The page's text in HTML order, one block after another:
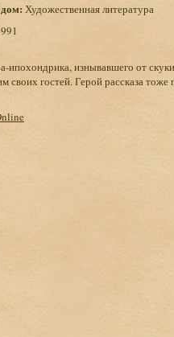
Художественная литература
ипохондрика, изнывавшего от
своих гостей. Герой рассказа